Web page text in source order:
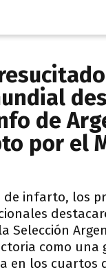
de
por el
infarto, los
Selección
como una
en los cuartos